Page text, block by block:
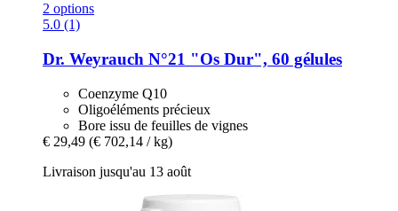
2 options
5.0 (1)
Dr. Weyrauch N°21 "Os Dur", 60 gélules
Coenzyme Q10
Oligoéléments précieux
Bore issu de feuilles de vignes
€ 29,49 (€ 702,14 / kg)
Livraison jusqu'au 13 août